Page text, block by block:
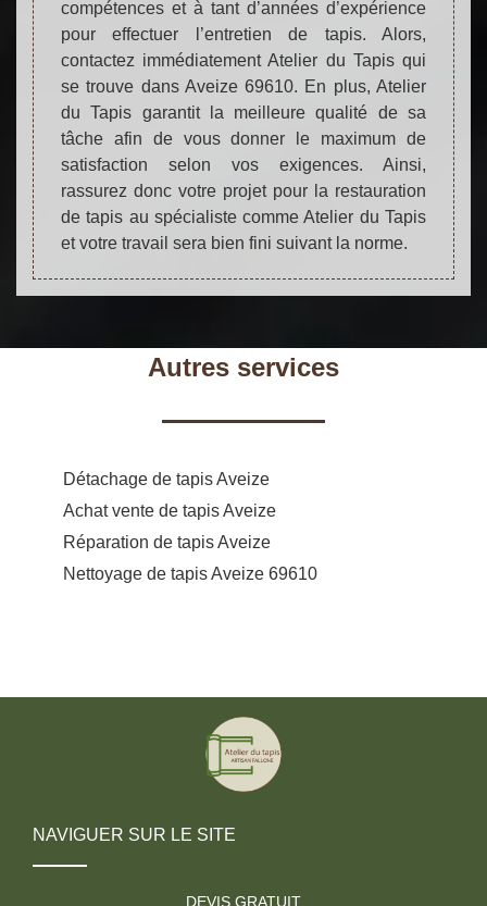
compétences et à tant d’années d’expérience
pour effectuer l’entretien de tapis. Alors,
contactez immédiatement Atelier du Tapis qui
se trouve dans Aveize 69610. En plus, Atelier
du Tapis garantit la meilleure qualité de sa
tâche afin de vous donner le maximum de
satisfaction selon vos exigences. Ainsi,
rassurez donc votre projet pour la restauration
de tapis au spécialiste comme Atelier du Tapis
et votre travail sera bien fini suivant la norme.
Autres services
Détachage de tapis Aveize
Achat vente de tapis Aveize
Réparation de tapis Aveize
Nettoyage de tapis Aveize 69610
NAVIGUER SUR LE SITE
DEVIS GRATUIT